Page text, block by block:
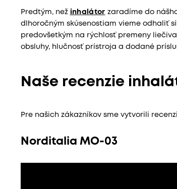
Predtým, než inhalátor zaradíme do
dlhoročným skúsenostiam vieme odhaliť
predovšetkým na rýchlosť premeny
obsluhy, hlučnosť prístroja a dodané
Naše recenzie
Pre našich zákazníkov sme vytvorili
Norditalia MO-03